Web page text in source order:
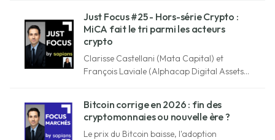
Just Focus #25 - Hors-série Crypto :
MiCA fait le tri parmi les acteurs
crypto
Clarisse Castellani (Mata Capital) et
François Laviale (Alphacap Digital Assets)
Bitcoin corrige en 2026 : fin des
cryptomonnaies ou nouvelle ère ?
Le prix du Bitcoin baisse, l'adoption